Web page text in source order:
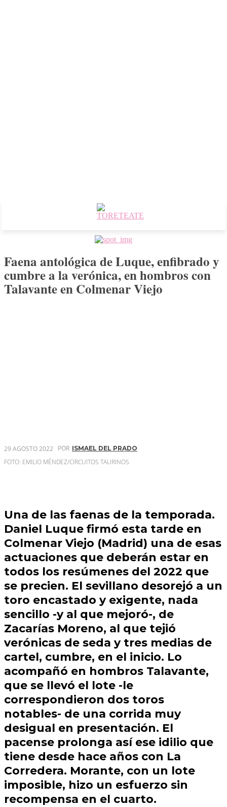
Faena antológica de Luque, enfibrado y
cumbre a la verónica, en hombros con
Talavante en Colmenar Viejo
29 AGOSTO 2022 POR ISMAEL DEL PRADO
FOTO: EMILIO MÉNDEZ/CIRCUITOS TAURINOS
Una de las faenas de la temporada.
Daniel Luque firmó esta tarde en
Colmenar Viejo (Madrid) una de esas
actuaciones que deberán estar en
todos los resúmenes del 2022 que
se precien. El sevillano desorejó a un
toro encastado y exigente, nada
sencillo -y al que mejoró-, de
Zacarías Moreno, al que tejió
verónicas de seda y tres medias de
cartel, cumbre, en el inicio. Lo
acompañó en hombros Talavante,
que se llevó el lote -le
correspondieron dos toros
notables- de una corrida muy
desigual en presentación. El
pacense prolonga así ese idilio que
tiene desde hace años con La
Corredera. Morante, con un lote
imposible, hizo un esfuerzo sin
recompensa en el cuarto.